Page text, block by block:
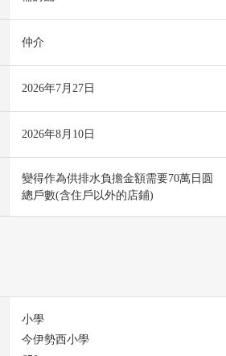
仲介
2026年7月27日
2026年8月10日
變得作為供排水負擔金額需要70萬日圆
總戶數(含住戶以外的店鋪)
小學
今伊勢西小學